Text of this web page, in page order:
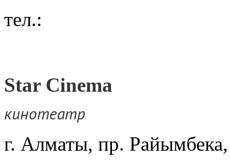
тел.:
Star Cinema
кинотеатр
г. Алматы, пр.